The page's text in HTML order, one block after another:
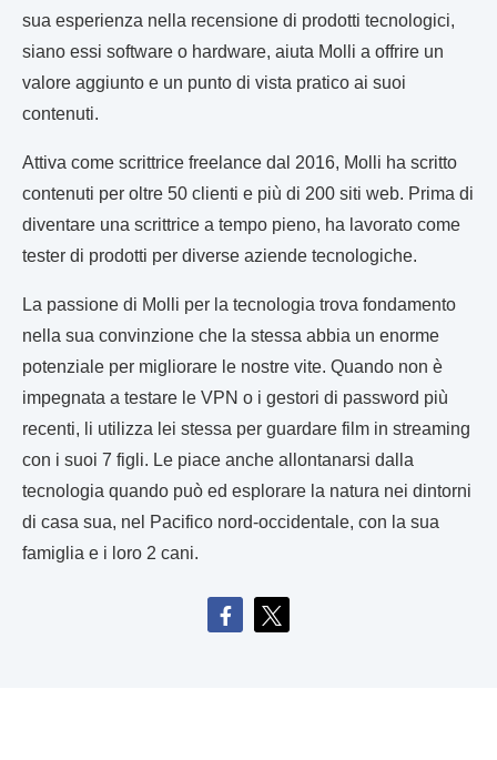
sua esperienza nella recensione di prodotti tecnologici,
siano essi software o hardware, aiuta Molli a offrire un
valore aggiunto e un punto di vista pratico ai suoi
contenuti.
Attiva come scrittrice freelance dal 2016, Molli ha scritto
contenuti per oltre 50 clienti e più di 200 siti web. Prima di
diventare una scrittrice a tempo pieno, ha lavorato come
tester di prodotti per diverse aziende tecnologiche.
La passione di Molli per la tecnologia trova fondamento
nella sua convinzione che la stessa abbia un enorme
potenziale per migliorare le nostre vite. Quando non è
impegnata a testare le VPN o i gestori di password più
recenti, li utilizza lei stessa per guardare film in streaming
con i suoi 7 figli. Le piace anche allontanarsi dalla
tecnologia quando può ed esplorare la natura nei dintorni
di casa sua, nel Pacifico nord-occidentale, con la sua
famiglia e i loro 2 cani.